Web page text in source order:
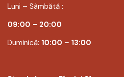
Luni – Sâmbătă :
09:00 – 20:00
Duminică: 10:00 – 13:00